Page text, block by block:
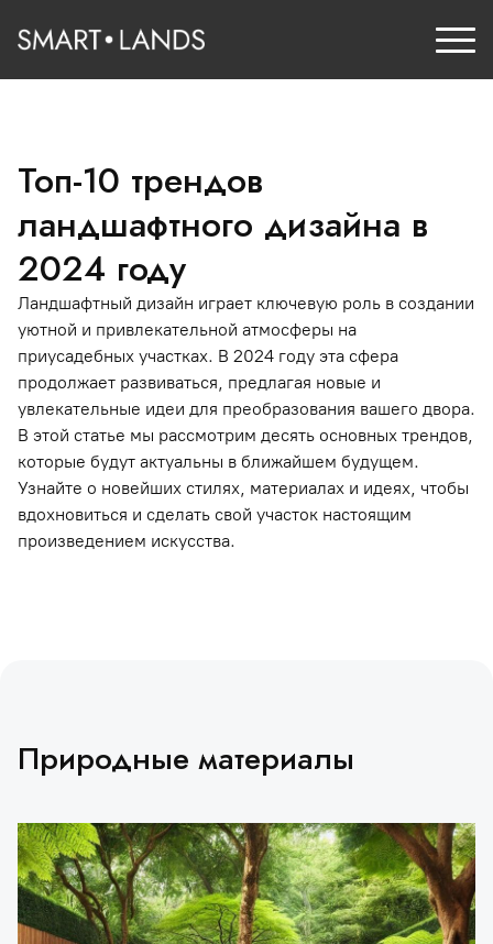
Топ-10 трендов
ландшафтного дизайна в
2024 году
Ландшафтный дизайн играет ключевую роль в создании
уютной и привлекательной атмосферы на
приусадебных участках. В 2024 году эта сфера
продолжает развиваться, предлагая новые и
увлекательные идеи для преобразования вашего двора.
В этой статье мы рассмотрим десять основных трендов,
которые будут актуальны в ближайшем будущем.
Узнайте о новейших стилях, материалах и идеях, чтобы
вдохновиться и сделать свой участок настоящим
произведением искусства.
Природные материалы